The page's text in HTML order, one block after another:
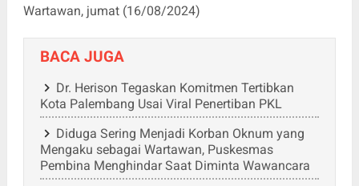
Wartawan, jumat (16/08/2024)
BACA JUGA
Dr. Herison Tegaskan Komitmen Tertibkan
Kota Palembang Usai Viral Penertiban PKL
Diduga Sering Menjadi Korban Oknum yang
Mengaku sebagai Wartawan, Puskesmas
Pembina Menghindar Saat Diminta Wawancara